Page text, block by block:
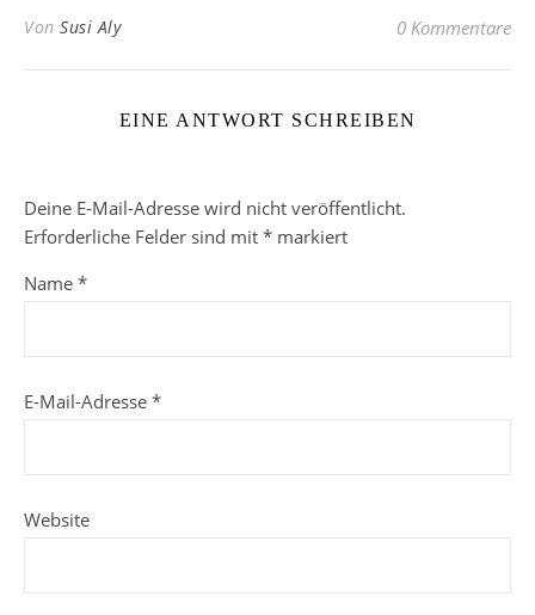
Von Susi Aly 0 Kommentare
EINE ANTWORT SCHREIBEN
Deine E-Mail-Adresse wird nicht veröffentlicht.
Erforderliche Felder sind mit * markiert
Name *
E-Mail-Adresse *
Website